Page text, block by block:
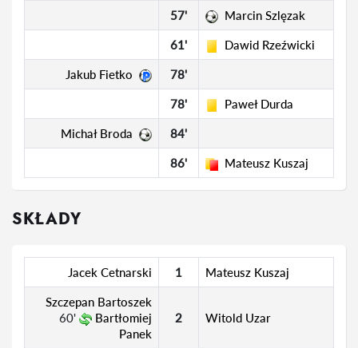
57' Marcin Szlęzak
61' Dawid Rzeźwicki
Jakub Fietko 78'
78' Paweł Durda
Michał Broda 84'
86' Mateusz Kuszaj
SKŁADY
Jacek Cetnarski 1 Mateusz Kuszaj
Szczepan Bartoszek
60'
Bartłomiej
Panek
2 Witold Uzar